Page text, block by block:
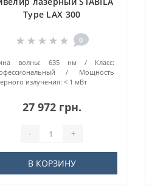
Type LAX 300
0
волны: 635 нм
Класс:
Мощность
излучения: < 1 мВт
27 972 грн.
- +
В КОРЗИНУ